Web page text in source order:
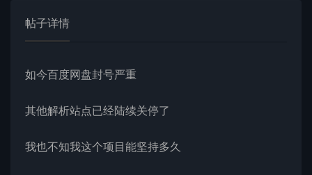
帖子详情
如今百度网盘封号严重
其他解析站点已经陆续关停了
我也不知我这个项目能坚持多久